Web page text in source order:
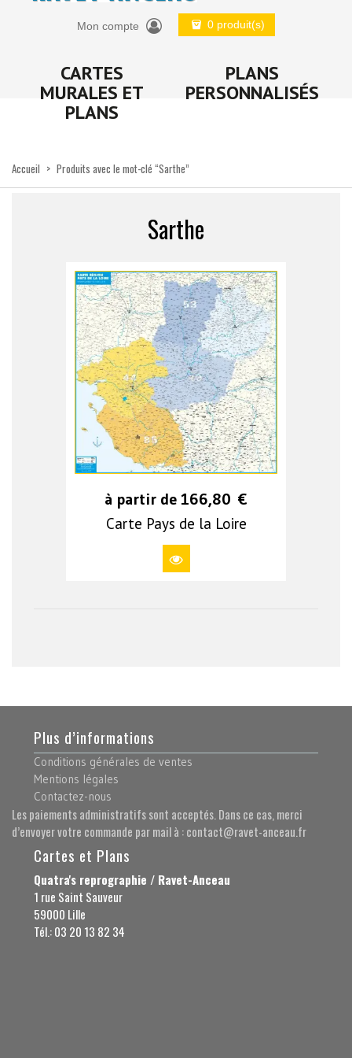
Mon compte 0 produit(s)
CARTES
MURALES ET
PLANS
PLANS
PERSONNALISÉS
Accueil > Produits avec le mot-clé “Sarthe”
Sarthe
à partir de 166,80 €
Carte Pays de la Loire
Plus d’informations
Conditions générales de ventes
Mentions légales
Contactez-nous
Les paiements administratifs sont acceptés. Dans ce cas, merci
d’envoyer votre commande par mail à : contact@ravet-anceau.fr
Cartes et Plans
Quatra's reprographie / Ravet-Anceau
1 rue Saint Sauveur
59000 Lille
Tél.: 03 20 13 82 34